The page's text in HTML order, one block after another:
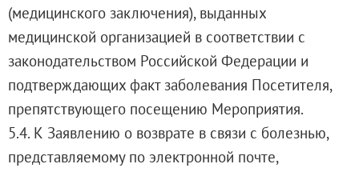
(медицинского заключения), выданных
медицинской организацией в соответствии с
законодательством Российской Федерации и
подтверждающих факт заболевания Посетителя,
препятствующего посещению Мероприятия.
5.4. К Заявлению о возврате в связи с болезнью,
представляемому по электронной почте,